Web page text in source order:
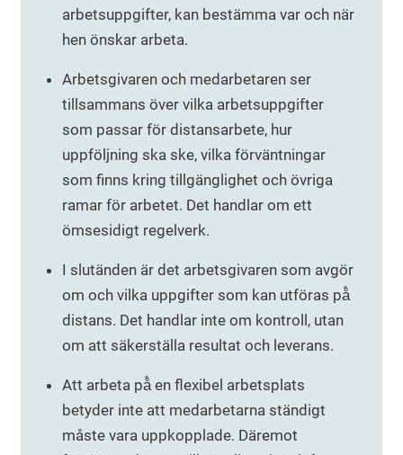
arbetsuppgifter, kan bestämma var och när
hen önskar arbeta.
Arbetsgivaren och medarbetaren ser
tillsammans över vilka arbetsuppgifter
som passar för distansarbete, hur
uppföljning ska ske, vilka förväntningar
som finns kring tillgänglighet och övriga
ramar för arbetet. Det handlar om ett
ömsesidigt regelverk.
I slutänden är det arbetsgivaren som avgör
om och vilka uppgifter som kan utföras på̊
distans. Det handlar inte om kontroll, utan
om att säkerställa resultat och leverans.
Att arbeta på̊ en flexibel arbetsplats
betyder inte att medarbetarna ständigt
måste vara uppkopplade. Däremot